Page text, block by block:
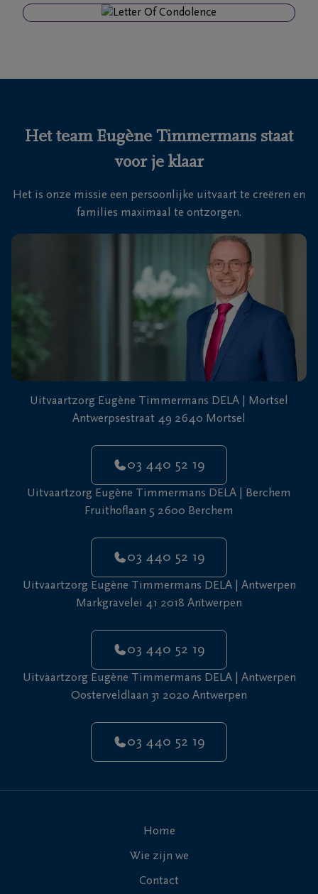
24u/24
440
Het team Eugène Timmermans staat
voor je klaar
Het is onze missie een persoonlijke uitvaart te creëren en
families maximaal te ontzorgen.
Uitvaartzorg Eugène Timmermans DELA | Mortsel
Antwerpsestraat 49 2640 Mortsel
03 440 52 19
Uitvaartzorg Eugène Timmermans DELA | Berchem
Fruithoflaan 5 2600 Berchem
03 440 52 19
Uitvaartzorg Eugène Timmermans DELA | Antwerpen
Markgravelei 41 2018 Antwerpen
03 440 52 19
Uitvaartzorg Eugène Timmermans DELA | Antwerpen
Oosterveldlaan 31 2020 Antwerpen
03 440 52 19
Home
Wie zijn we
Contact